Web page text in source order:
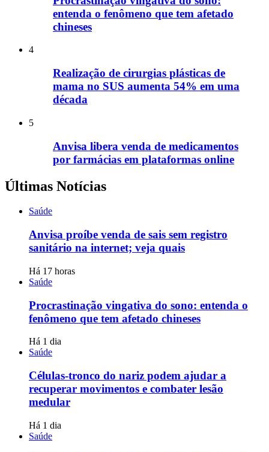
entenda o fenômeno que tem afetado
chineses
4
Realização de cirurgias plásticas de
mama no SUS aumenta 54% em uma
década
5
Anvisa libera venda de medicamentos
por farmácias em plataformas online
Últimas Notícias
Saúde
Anvisa proíbe venda de sais sem registro
sanitário na internet; veja quais
Há 17 horas
Saúde
Procrastinação vingativa do sono: entenda o
fenômeno que tem afetado chineses
Há 1 dia
Saúde
Células-tronco do nariz podem ajudar a
recuperar movimentos e combater lesão
medular
Há 1 dia
Saúde